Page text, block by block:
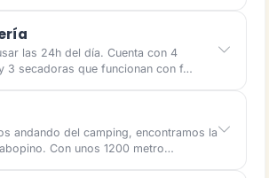
las 24h del día. Cuenta con 4
3 secadoras que funcionan con f…
andando del camping, encontramos la
Con unos 1200 metro…